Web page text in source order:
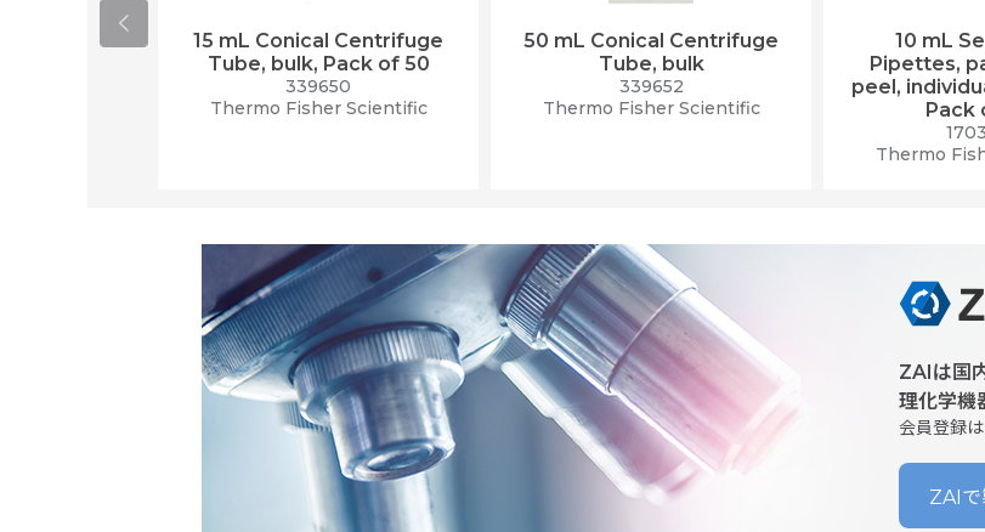
15 mL Conical Centrifuge
Tube, bulk, Pack of 50
339650
Thermo Fisher Scientific
50 mL Conical Centrifuge
Tube, bulk
339652
Thermo Fisher Scientific
10 mL
Pipettes,
peel,
Pack
Thermo
ZAIは国
理化学機
会員登録は
ZAIで